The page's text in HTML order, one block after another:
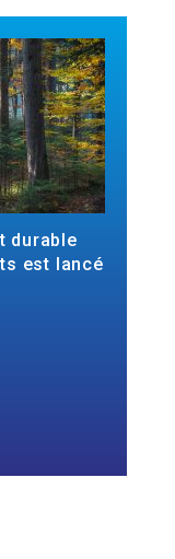
durable
est lancé